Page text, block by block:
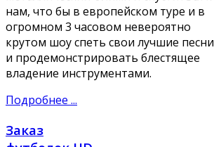
нам, что бы в европейском туре и в
огромном 3 часовом невероятно
крутом шоу спеть свои лучшие песни
и продемонстрировать блестящее
владение инструментами.
Подробнее ...
Заказ